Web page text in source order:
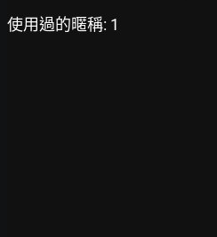
使用過的暱稱: 1